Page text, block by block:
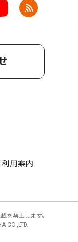
用案内
を禁止します。
CO.,LTD.